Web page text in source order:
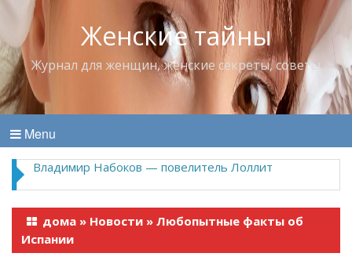
Женские тайны
Журнал для женщин, женские секреты, советы
Menu
Владимир Набоков — повелитель Лоллит
дома » Новости » Любопытные факты об
Испании